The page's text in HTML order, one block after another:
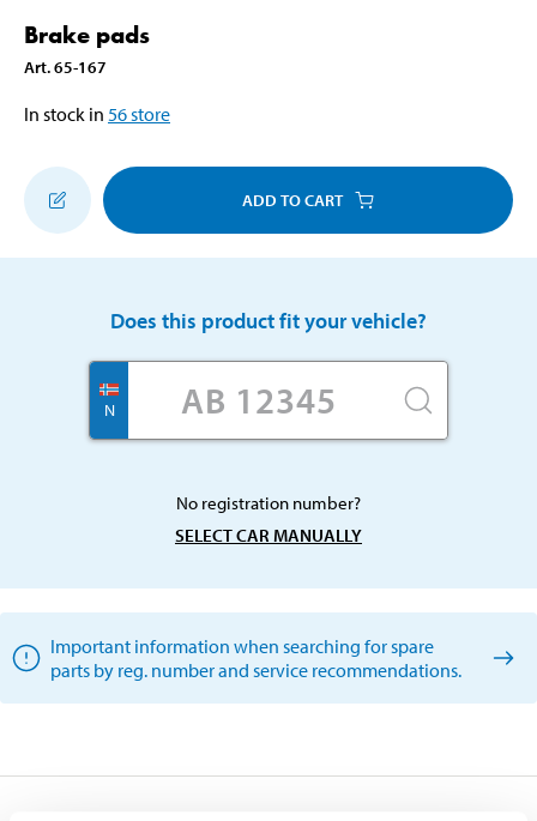
Brake pads
Art.65-167
In stock in 56store
ADD TO CART
Does this product fit your vehicle?
N
No registration number?
SELECT CAR MANUALLY
Important information when searching for spare
parts by reg. number and service recommendations.